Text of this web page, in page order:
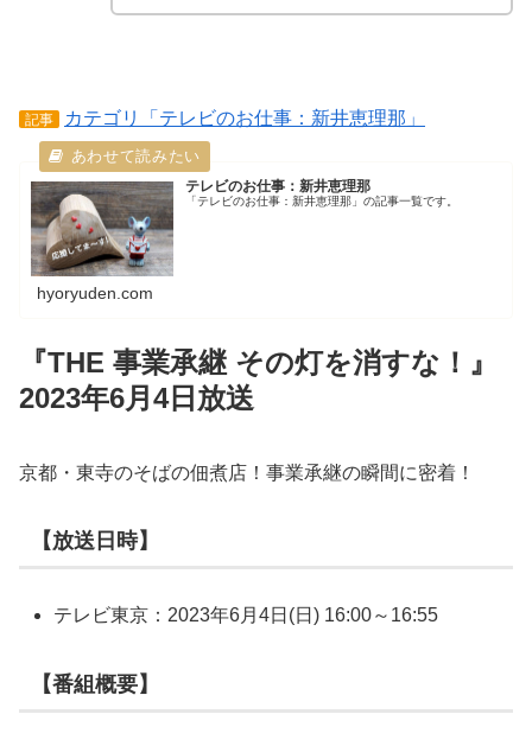
記事 カテゴリ「テレビのお仕事：新井恵理那」
テレビのお仕事：新井恵理那
「テレビのお仕事：新井恵理那」の記事一覧です。
hyoryuden.com
『THE 事業承継 その灯を消すな！』
2023年6月4日放送
京都・東寺のそばの佃煮店！事業承継の瞬間に密着！
【放送日時】
テレビ東京：2023年6月4日(日) 16:00～16:55
【番組概要】